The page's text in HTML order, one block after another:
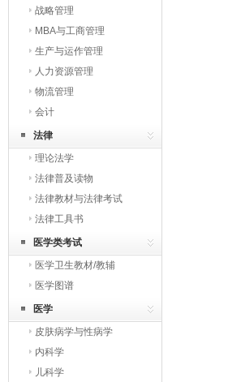
战略管理
MBA与工商管理
生产与运作管理
人力资源管理
物流管理
会计
法律
理论法学
法律普及读物
法律教材与法律考试
法律工具书
医学类考试
医学卫生教材/教辅
医学图谱
医学
皮肤病学与性病学
内科学
儿科学